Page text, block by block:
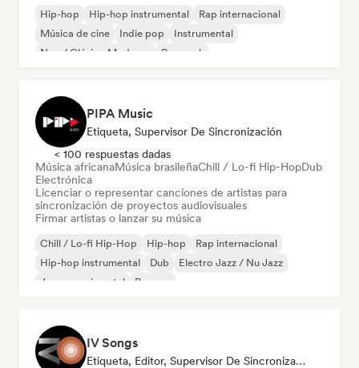
Hip-hop Hip-hop instrumental
Rap internacional
Música de cine
Indie pop
Instrumental
Neo / Clásico Moderno
Pop rock
PIPA Music
Etiqueta, Supervisor De Sincronización
< 100 respuestas dadas
Música africanaMúsica brasileñaChill / Lo-fi Hip-HopDub
Electrónica
Licenciar o representar canciones de artistas para
sincronización de proyectos audiovisuales
Firmar artistas o lanzar su música
Chill / Lo-fi Hip-Hop Hip-hop
Rap internacional
Hip-hop instrumental
Dub
Electro Jazz / Nu Jazz
Jazz experimental
Reggae
IV Songs
Etiqueta, Editor, Supervisor De Sincronización